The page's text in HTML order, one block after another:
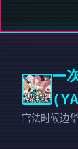
一
官法时候边